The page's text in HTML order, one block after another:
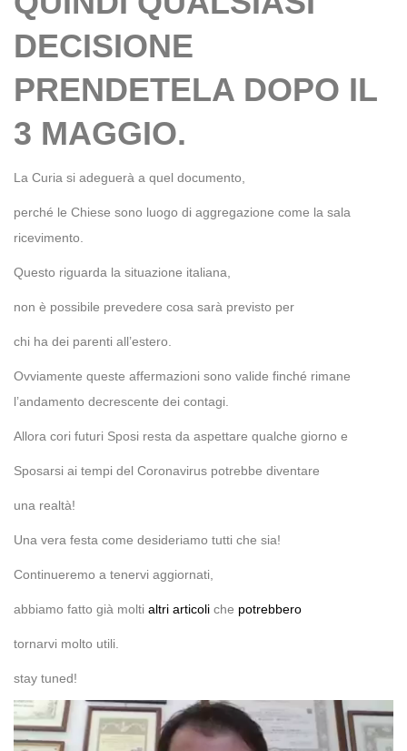
DECISIONE
PRENDETELA DOPO IL
3 MAGGIO.
La Curia si adeguerà a quel documento,
perché le Chiese sono luogo di aggregazione come la sala
ricevimento.
Questo riguarda la situazione italiana,
non è possibile prevedere cosa sarà previsto per
chi ha dei parenti all’estero.
Ovviamente queste affermazioni sono valide finché rimane
l’andamento decrescente dei contagi.
Allora cori futuri Sposi resta da aspettare qualche giorno e
Sposarsi ai tempi del Coronavirus potrebbe diventare
una realtà!
Una vera festa come desideriamo tutti che sia!
Continueremo a tenervi aggiornati,
abbiamo fatto già molti altri articoli che potrebbero
tornarvi molto utili.
stay tuned!